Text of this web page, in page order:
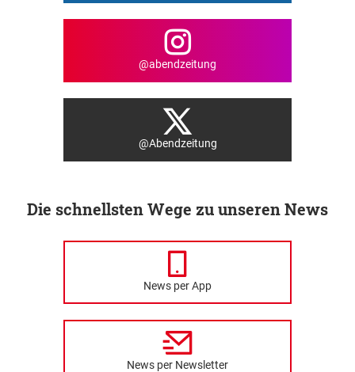
@abendzeitung
@Abendzeitung
Die schnellsten Wege zu unseren News
News per App
News per Newsletter